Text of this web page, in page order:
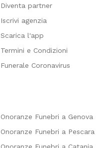
Diventa partner
Iscrivi agenzia
Scarica l'app
Termini e Condizioni
Funerale Coronavirus
Onoranze Funebri a Genova
Onoranze Funebri a Pescara